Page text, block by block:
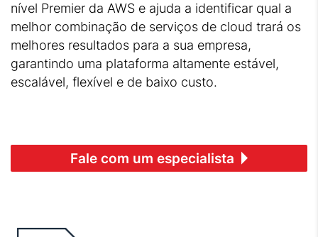
nível Premier da AWS e ajuda a identificar qual a
melhor combinação de serviços de cloud trará os
melhores resultados para a sua empresa,
garantindo uma plataforma altamente estável,
escalável, flexível e de baixo custo.
Fale com um especialista